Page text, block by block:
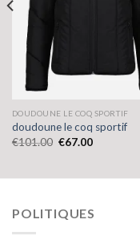
DOUDOUNE LE COQ SPORTIF
doudoune le coq sportif
€101.00 €67.00
POLITIQUES